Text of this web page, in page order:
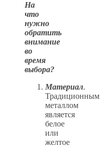
На
что
нужно
обратить
внимание
во
время
выбора?
Материал.
Традиционным
металлом
является
белое
или
желтое